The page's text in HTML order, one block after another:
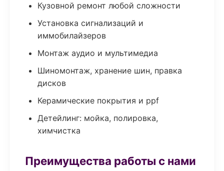
Кузовной ремонт любой сложности
Установка сигнализаций и
иммобилайзеров
Монтаж аудио и мультимедиа
Шиномонтаж, хранение шин, правка
дисков
Керамические покрытия и ppf
Детейлинг: мойка, полировка,
химчистка
Преимущества работы с нами